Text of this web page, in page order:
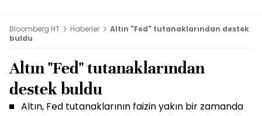
Bloomberg HT Haberler
Altın "Fed" tutanaklarından destek
buldu
Altın "Fed" tutanaklarından
destek buldu
Altın, Fed tutanaklarının faizin yakın bir zamanda